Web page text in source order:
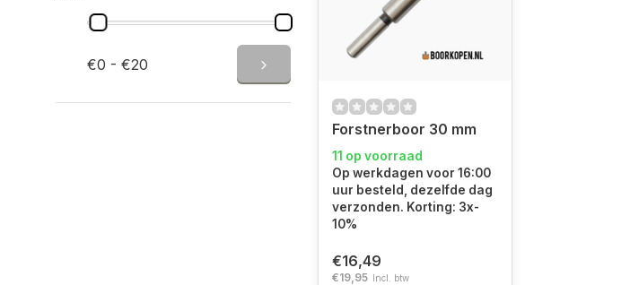
€0 - €20
Forstnerboor 30 mm
11 op voorraad
Op werkdagen voor 16:00
uur besteld, dezelfde dag
verzonden. Korting: 3x-
10%
€16,49
€19,95 Incl. btw